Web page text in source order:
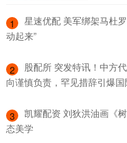
1
星速优配 美军绑架马杜
动起来”
2
股配所 突发特讯！中方
向谨慎负责，罕见措辞引爆国
3
凯耀配资 刘狄洪油画《
态美学